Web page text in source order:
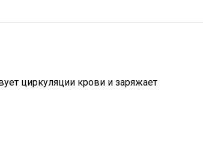
циркуляции крови и заряжает